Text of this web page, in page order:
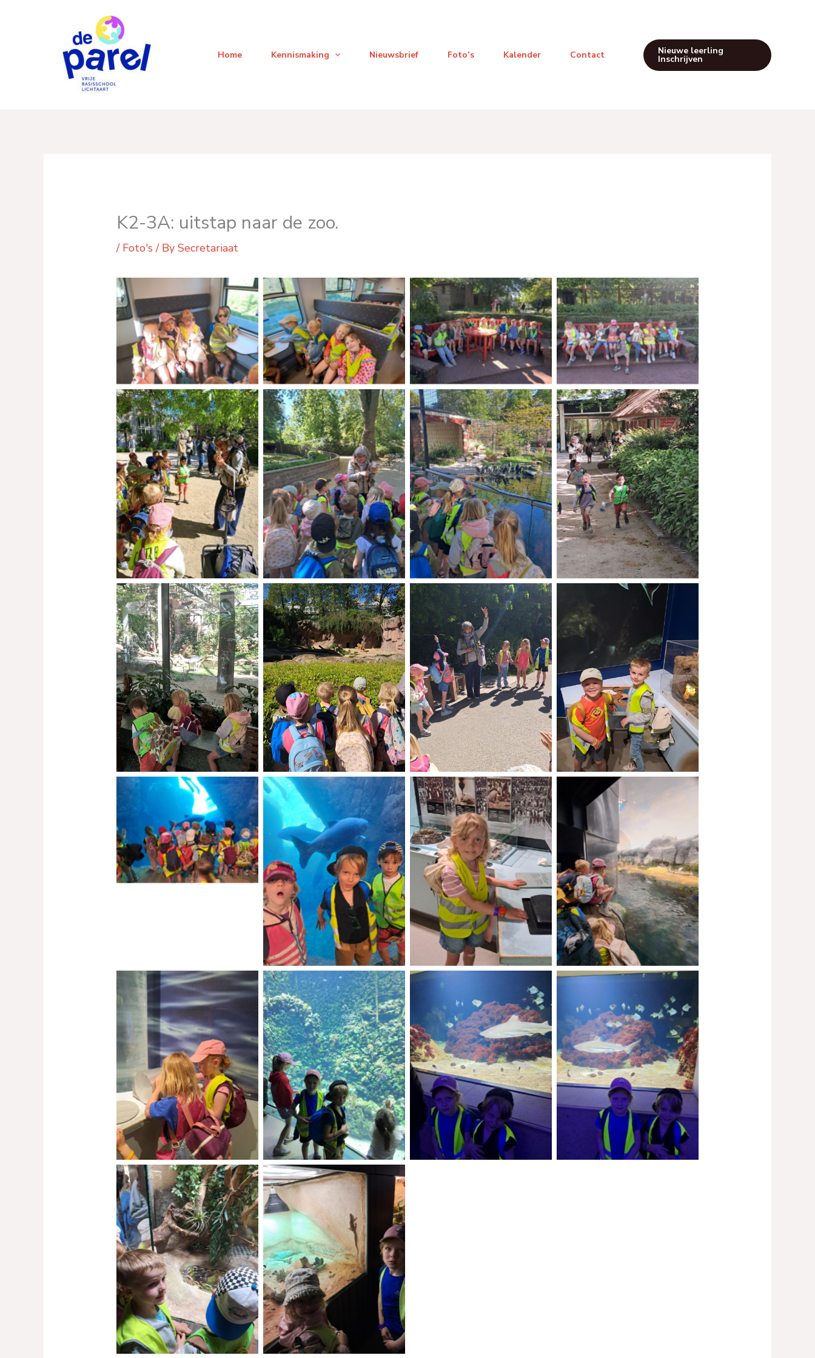
Home Kennismaking Nieuwsbrief Foto’s Kalender Contact Nieuwe leerling
Inschrijven
K2-3A: uitstap naar de zoo.
/ Foto's / BySecretariaat
No Caption No Caption No Caption No Caption
No Caption No Caption No Caption No Caption
No Caption No Caption No Caption No Caption
No Caption
No Caption No Caption No Caption
No Caption No Caption No Caption No Caption
No Caption No Caption